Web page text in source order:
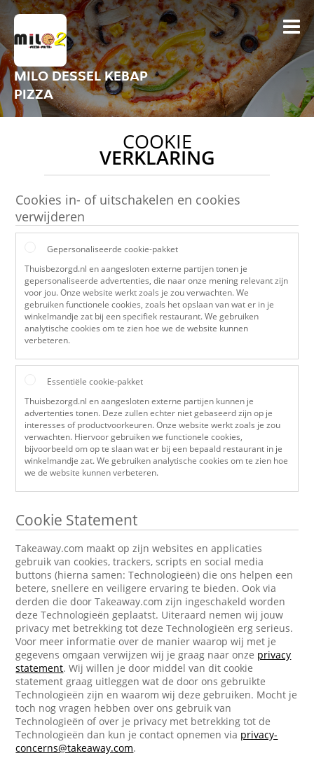
MILO DESSEL KEBAP
PIZZA
COOKIE
VERKLARING
Cookies in- of uitschakelen en cookies
verwijderen
Gepersonaliseerde cookie-pakket
Thuisbezorgd.nl en aangesloten externe partijen tonen je
gepersonaliseerde advertenties, die naar onze mening relevant zijn
voor jou. Onze website werkt zoals je zou verwachten. We
gebruiken functionele cookies, zoals het opslaan van wat er in je
winkelmandje zat bij een specifiek restaurant. We gebruiken
analytische cookies om te zien hoe we de website kunnen
verbeteren.
Essentiële cookie-pakket
Thuisbezorgd.nl en aangesloten externe partijen kunnen je
advertenties tonen. Deze zullen echter niet gebaseerd zijn op je
interesses of productvoorkeuren. Onze website werkt zoals je zou
verwachten. Hiervoor gebruiken we functionele cookies,
bijvoorbeeld om op te slaan wat er bij een bepaald restaurant in je
winkelmandje zat. We gebruiken analytische cookies om te zien hoe
we de website kunnen verbeteren.
Cookie Statement
Takeaway.com maakt op zijn websites en applicaties
gebruik van cookies, trackers, scripts en social media
buttons (hierna samen: Technologieën) die ons helpen een
betere, snellere en veiligere ervaring te bieden. Ook via
derden die door Takeaway.com zijn ingeschakeld worden
deze Technologieën geplaatst. Uiteraard nemen wij jouw
privacy met betrekking tot deze Technologieën erg serieus.
Voor meer informatie over de manier waarop wij met je
gegevens omgaan verwijzen wij je graag naar onze privacy
statement. Wij willen je door middel van dit cookie
statement graag uitleggen wat de door ons gebruikte
Technologieën zijn en waarom wij deze gebruiken. Mocht je
toch nog vragen hebben over ons gebruik van
Technologieën of over je privacy met betrekking tot de
Technologieën dan kun je contact opnemen via privacy-
concerns@takeaway.com.